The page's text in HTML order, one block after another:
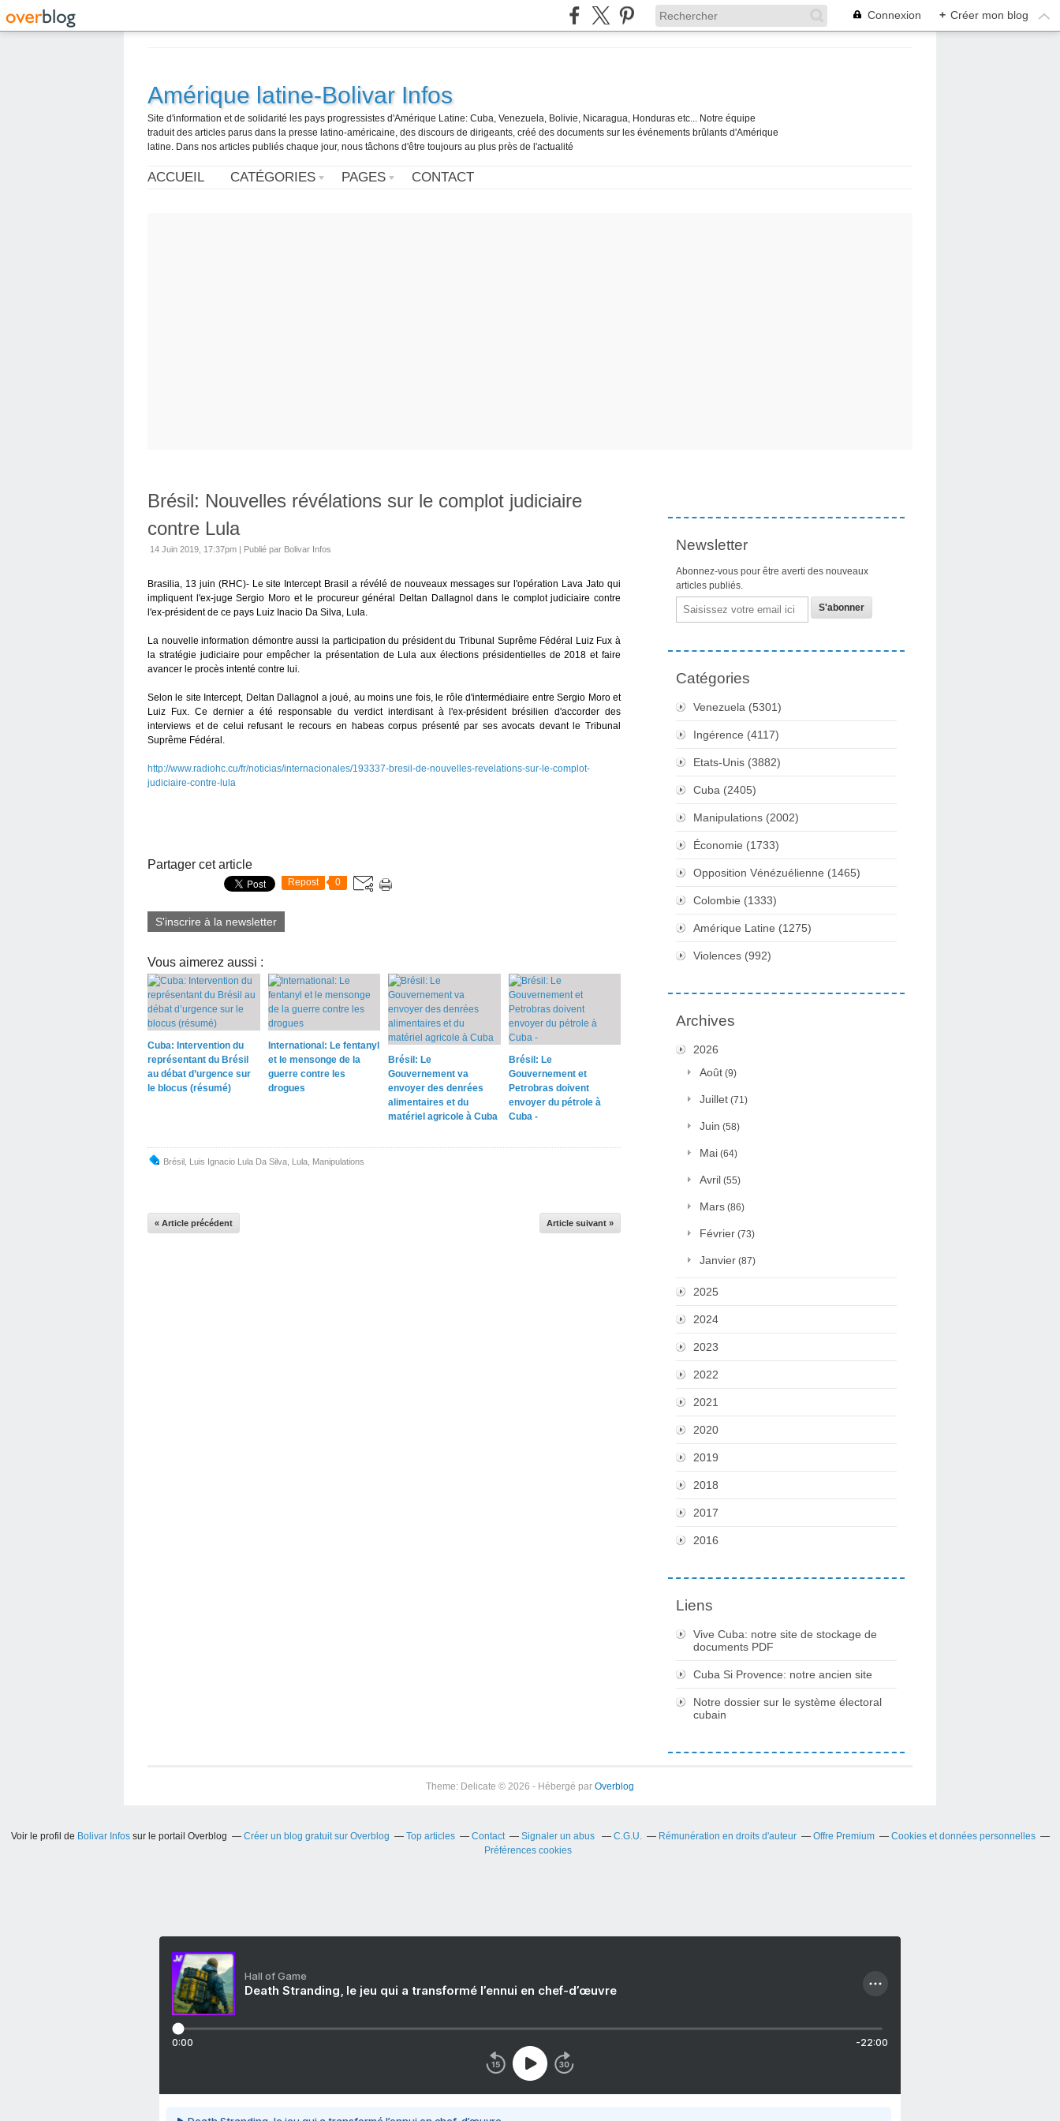
Connexion + Créer mon blog
Amérique latine-Bolivar Infos
Site d'information et de solidarité les pays progressistes d'Amérique Latine: Cuba, Venezuela, Bolivie, Nicaragua, Honduras etc... Notre équipe
traduit des articles parus dans la presse latino-américaine, des discours de dirigeants, créé des documents sur les événements brûlants d'Amérique
latine. Dans nos articles publiés chaque jour, nous tâchons d'être toujours au plus près de l'actualité
ACCUEIL CATÉGORIES PAGES CONTACT
Brésil: Nouvelles révélations sur le complot judiciaire
contre Lula
14 Juin 2019, 17:37pm | Publié par Bolivar Infos
Brasilia, 13 juin (RHC)- Le site Intercept Brasil a révélé de nouveaux messages sur l'opération Lava Jato qui
impliquent l'ex-juge Sergio Moro et le procureur général Deltan Dallagnol dans le complot judiciaire contre
l'ex-président de ce pays Luiz Inacio Da Silva, Lula.
La nouvelle information démontre aussi la participation du président du Tribunal Suprême Fédéral Luiz Fux à
la stratégie judiciaire pour empêcher la présentation de Lula aux élections présidentielles de 2018 et faire
avancer le procès intenté contre lui.
Selon le site Intercept, Deltan Dallagnol a joué, au moins une fois, le rôle d'intermédiaire entre Sergio Moro et
Luiz Fux. Ce dernier a été responsable du verdict interdisant à l'ex-président brésilien d'accorder des
interviews et de celui refusant le recours en habeas corpus présenté par ses avocats devant le Tribunal
Suprême Fédéral.
http://www.radiohc.cu/fr/noticias/internacionales/193337-bresil-de-nouvelles-revelations-sur-le-complot-
judiciaire-contre-lula
Partager cet article
Repost 0
S'inscrire à la newsletter
Vous aimerez aussi :
Cuba: Intervention du
représentant du Brésil
au débat d’urgence sur
le blocus (résumé)
International: Le fentanyl
et le mensonge de la
guerre contre les
drogues
Brésil: Le
Gouvernement va
envoyer des denrées
alimentaires et du
matériel agricole à Cuba
Brésil: Le
Gouvernement et
Petrobras doivent
envoyer du pétrole à
Cuba -
Brésil Luis Ignacio Lula Da Silva Lula Manipulations
« Article précédent Article suivant »
Newsletter
Abonnez-vous pour être averti des nouveaux
articles publiés.
Email
Catégories
Venezuela (5301)
Ingérence (4117)
Etats-Unis (3882)
Cuba (2405)
Manipulations (2002)
Économie (1733)
Opposition Vénézuélienne (1465)
Colombie (1333)
Amérique Latine (1275)
Violences (992)
Archives
2026
Août (9)
Juillet (71)
Juin (58)
Mai (64)
Avril (55)
Mars (86)
Février (73)
Janvier (87)
2025
2024
2023
2022
2021
2020
2019
2018
2017
2016
Liens
Vive Cuba: notre site de stockage de
documents PDF
Cuba Si Provence: notre ancien site
Notre dossier sur le système électoral
cubain
Theme: Delicate © 2026 - Hébergé par Overblog
Voir le profil de Bolivar Infossur le portail Overblog Créer un blog gratuit sur Overblog Top articles Contact Signaler un abus C.G.U. Rémunération en droits d'auteur Offre Premium
Cookies et données personnelles
Préférences cookies
Hall of Game
Death Stranding, le jeu qui a transformé l’ennui en chef-d’œuvre
0:00 -22:00